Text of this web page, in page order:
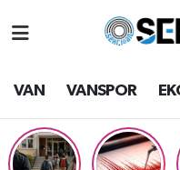
VAN VANSPOR
Van Hava Durumu
VAN Namaz